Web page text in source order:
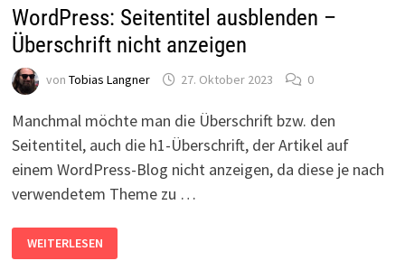
WordPress: Seitentitel ausblenden –
Überschrift nicht anzeigen
von Tobias Langner 27. Oktober 2023 0
Manchmal möchte man die Überschrift bzw. den
Seitentitel, auch die h1-Überschrift, der Artikel auf
einem WordPress-Blog nicht anzeigen, da diese je nach
verwendetem Theme zu …
WORDPRESS:
SEITENTITEL
AUSBLENDEN
WEITERLESEN